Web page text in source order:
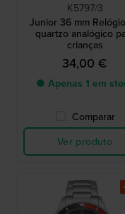
K5797/3
Junior 36 mm
quartzo analógico
crianças
34,00 €
● Apenas 1 em
Comparar
Ver produto